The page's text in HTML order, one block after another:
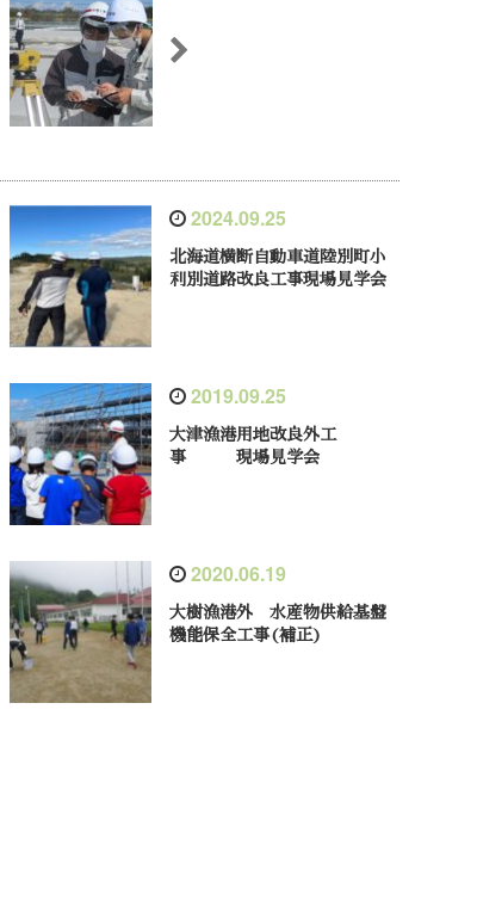
2024.09.25
北海道横断自動車道陸別町小
利別道路改良工事現場見学会
2019.09.25
大津漁港用地改良外工
事 現場見学会
2020.06.19
大樹漁港外 水産物供給基盤
機能保全工事(補正)